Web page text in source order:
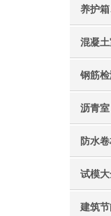
养护
混凝
钢筋
沥青室
防水
试模
建筑